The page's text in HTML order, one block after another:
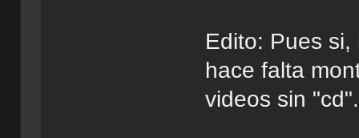
Edito: Pues
hace falta
videos sin "cd".